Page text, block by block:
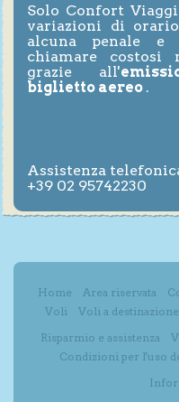
Solo Confort
variazioni di
alcuna penale e
chiamare costosi
grazie all'
biglietto aereo .
Assistenza
+39 02 95742230
Home Area riservata
Voli
Voli a
Risparmio e assistenza
Condizioni per l'uso